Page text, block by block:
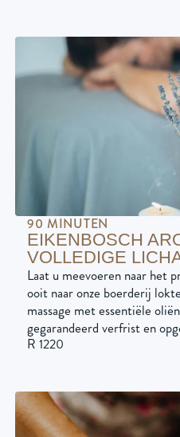
90 MINUTEN
EIKENBOSCH
VOLLEDIGE
Laat u meevoeren naar het
ooit naar onze boerderij
massage met essentiële
gegarandeerd verfrist en
R 1220